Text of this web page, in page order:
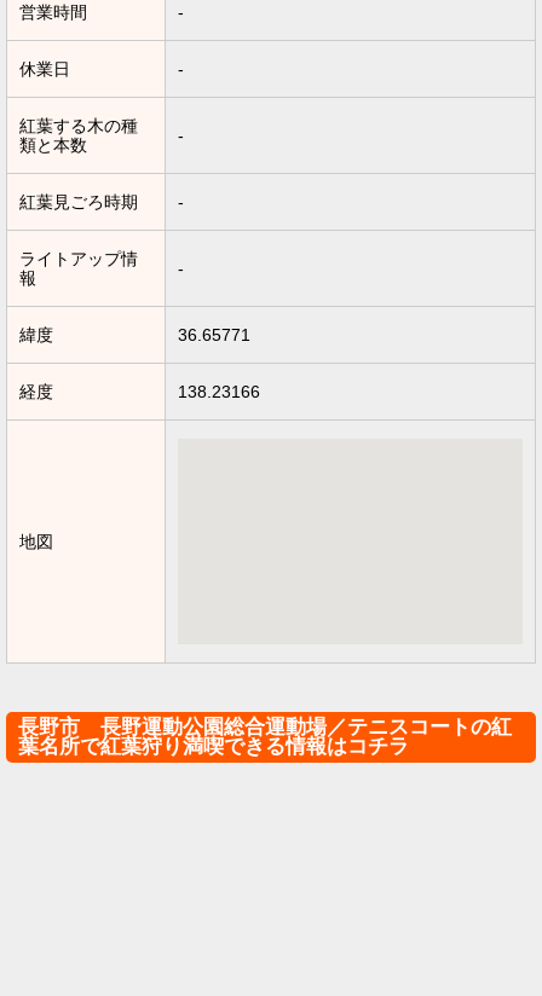
営業時間 -
休業日 -
紅葉する木の種
類と本数
-
紅葉見ごろ時期 -
ライトアップ情
報
-
緯度 36.65771
経度 138.23166
地図
長野市 長野運動公園総合運動場／テニスコートの紅
葉名所で紅葉狩り満喫できる情報はコチラ